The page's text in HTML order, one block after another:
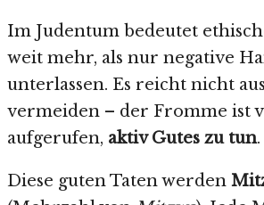
Im Judentum bedeutet
weit mehr, als nur negative
unterlassen. Es reicht nicht
vermeiden – der Fromme ist
aufgerufen, aktiv Gutes zu tun.
Diese guten Taten werden